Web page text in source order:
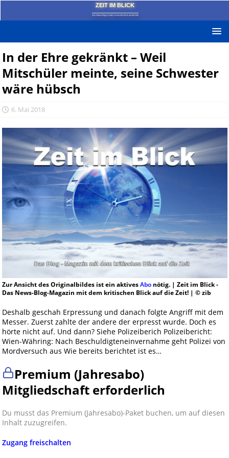
ZEIT IM BLICK
Das News-Blog mit dem kritischen Blick auf die Zeit!
In der Ehre gekränkt – Weil
Mitschüler meinte, seine Schwester
wäre hübsch
6. Mai 2018
Zur Ansicht des Originalbildes ist ein aktivesAbonötig. | Zeit im Blick -
Das News-Blog-Magazin mit dem kritischen Blick auf die Zeit! | © zib
Deshalb geschah Erpressung und danach folgte Angriff mit dem
Messer. Zuerst zahlte der andere der erpresst wurde. Doch es
hörte nicht auf. Und dann? Siehe Polizeiberich Polizeibericht:
Wien-Währing: Nach Beschuldigteneinvernahme geht Polizei von
Mordversuch aus Wie bereits berichtet ist es…
Premium (Jahresabo)
Mitgliedschaft erforderlich
Du musst das Premium (Jahresabo)-Paket buchen, um auf diesen
Inhalt zuzugreifen.
Zugang freischalten